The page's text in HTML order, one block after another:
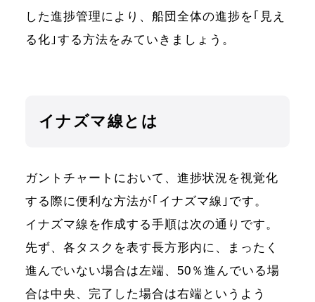
した進捗管理により、船団全体の進捗を｢見え
る化｣する方法をみていきましょう。
イナズマ線とは
ガントチャートにおいて、進捗状況を視覚化
する際に便利な方法が｢イナズマ線｣です。
イナズマ線を作成する手順は次の通りです。
先ず、各タスクを表す長方形内に、まったく
進んでいない場合は左端、50％進んでいる場
合は中央、完了した場合は右端というよう